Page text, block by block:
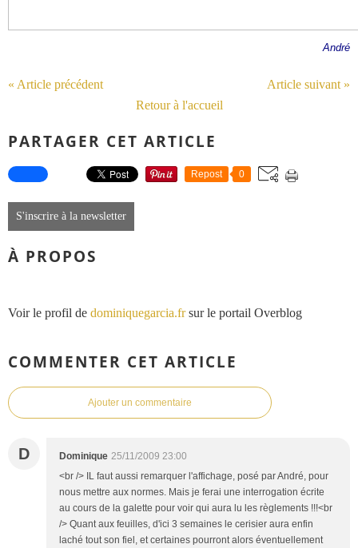
André
« Article précédent
Article suivant »
Retour à l'accueil
PARTAGER CET ARTICLE
Repost 0
S'inscrire à la newsletter
À PROPOS
Voir le profil de dominiquegarcia.frsur le portail Overblog
COMMENTER CET ARTICLE
Ajouter un commentaire
D Dominique 25/11/2009 23:00
<br /> IL faut aussi remarquer l'affichage, posé par André, pour
nous mettre aux normes. Mais je ferai une interrogation écrite
au cours de la galette pour voir qui aura lu les règlements !!!<br
/> Quant aux feuilles, d'ici 3 semaines le cerisier aura enfin
laché tout son fiel, et certaines pourront alors éventuellement